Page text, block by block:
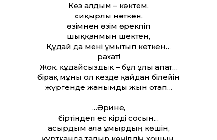
Көз алдым – көктем,
сиқырлы неткен,
өзімнен өзім өрекпіп
шыққанмын шектен,
Құдай да мені ұмытып кеткен…
рахат!
Жоқ, құдайсыздық – бұл ұлы апат…
бірақ мұны ол кезде қайдан білейін
жүргенде жанымды жын отап…
…Әрине,
біртіндеп ес кірді сосын…
асырдым алға ғұмырдың көшін,